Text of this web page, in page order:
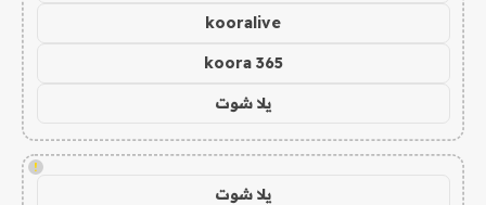
kooralive
koora 365
يلا شوت
!
يلا شوت